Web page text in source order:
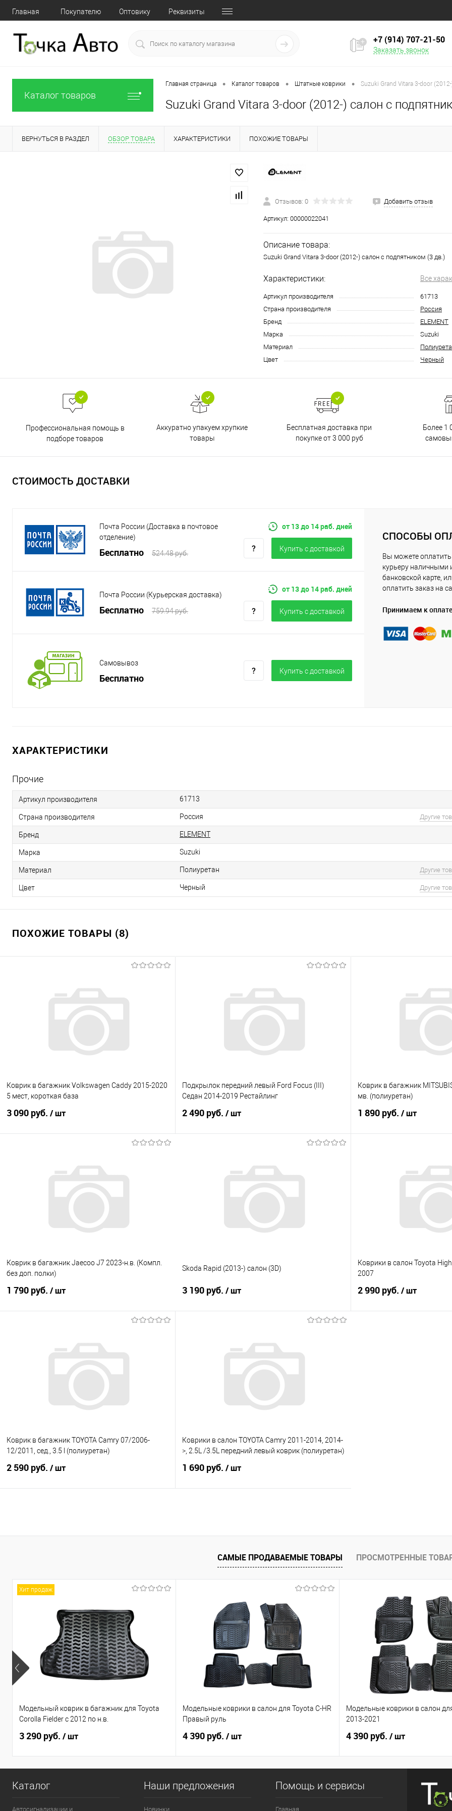
Главная Покупателю Оптовику Реквизиты
+7 (914) 707‒21‒50
Заказать звонок
Каталог товаров
Главная страница • Каталог товаров • Штатные коврики • Suzuki Grand Vitara 3-door
Suzuki Grand Vitara 3-door (2012-) салон с
ВЕРНУТЬСЯ В РАЗДЕЛ ОБЗОР ТОВАРА ХАРАКТЕРИСТИКИ ПОХОЖИЕ ТОВАРЫ
Отзывов: 0 Добавить отзыв
Артикул: 00000022041
Описание товара:
Suzuki Grand Vitara 3-door (2012-) салон с подпятником (3 дв.)
Характеристики: Все
Артикул производителя
61713
Страна производителя
Россия
Бренд
ELEMENT
Марка
Suzuki
Материал
Цвет
Черный
Профессиональная помощь в
подборе товаров
Аккуратно упакуем хрупкие
товары
Бесплатная доставка при
покупке от 3 000 руб
Более 1
СТОИМОСТЬ ДОСТАВКИ
Почта России (Доставка в почтовое
отделение)
Бесплатно 524.48 руб.
от 13 до 14 раб. дней
Купить c доставкой
Почта России (Курьерская доставка)
Бесплатно 759.94 руб.
от 13 до 14 раб. дней
Купить c доставкой
Самовывоз
Бесплатно
Купить c доставкой
СПОСОБЫ
Вы можете оплатить
курьеру наличными
банковской карте,
оплатить заказ на
Принимаем к оплате
ХАРАКТЕРИСТИКИ
Прочие
Артикул производителя 61713
Страна производителя Россия Другие
Бренд ELEMENT
Марка Suzuki
Материал Полиуретан Другие
Цвет Черный Другие
ПОХОЖИЕ ТОВАРЫ (8)
Коврик в багажник Volkswagen Caddy 2015-2020
5 мест, короткая база
3 090 руб. / шт
Купить в 1 клик
Сравнение
Под заказ
Подкрылок передний левый Ford Focus (III)
Седан 2014-2019 Рестайлинг
2 490 руб. / шт
Купить в 1 клик
Сравнение
Под заказ
Коврик в багажник
мв. (полиуретан)
1 890 руб. / шт
Купить в 1 клик
Коврик в багажник Jaecoo J7 2023-н.в. (Компл.
без доп. полки)
1 790 руб. / шт
Купить в 1 клик
Сравнение
Под заказ
Skoda Rapid (2013-) салон (3D)
3 190 руб. / шт
Купить в 1 клик
Сравнение
Под заказ
Коврики в салон Toyota
2007
2 990 руб. / шт
Коврик в багажник TOYOTA Camry 07/2006-
12/2011, сед., 3.5 l (полиуретан)
2 590 руб. / шт
Купить в 1 клик
Сравнение
Коврики в салон TOYOTA Camry 2011-2014, 2014-
>, 2.5L /3.5L передний левый коврик (полиуретан)
1 690 руб. / шт
Купить в 1 клик
Сравнение
В избранное
Под заказ
САМЫЕ ПРОДАВАЕМЫЕ ТОВАРЫ ПРОСМОТРЕННЫЕ
Хит продаж
Модельный коврик в багажник для Toyota
Corolla Fielder с 2012 по н.в.
3 290 руб. / шт
Модельные коврики в салон для Toyota C-HR
Правый руль
4 390 руб. / шт
Модельные коврики в салон
2013-2021
4 390 руб. / шт
Каталог
Автосигнализации и
Наши предложения
Новинки
Помощь и сервисы
Главная